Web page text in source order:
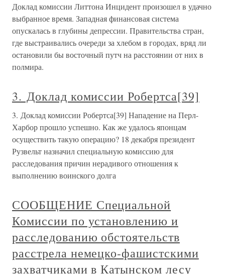
Доклад комиссии Литтона Инцидент произошел в удачно
выбранное время. Западная финансовая система
опускалась в глубины депрессии. Правительства стран,
где выстраивались очереди за хлебом в городах, вряд ли
остановили бы восточный путч на расстоянии от них в
полмира.
3. Доклад комиссии Робертса[39]
3. Доклад комиссии Робертса[39] Нападение на Перл-
Харбор прошло успешно. Как же удалось японцам
осуществить такую операцию? 18 декабря президент
Рузвельт назначил специальную комиссию для
расследования причин нерадивого отношения к
выполнению воинского долга
СООБЩЕНИЕ Специальной
Комиссии по установлению и
расследованию обстоятельств
расстрела немецко-фашистскими
захватчиками в Катынском лесу